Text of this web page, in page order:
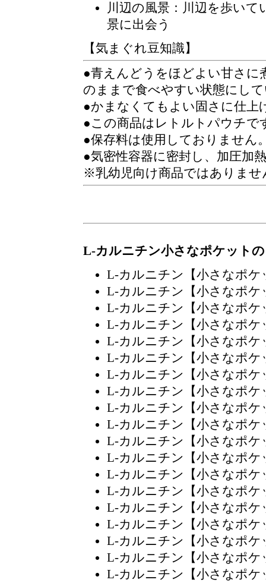
川辺の風景 ：川辺を歩い
景に出会う
【気まぐれ豆知識】
●青えんどうをほどよい甘さに
のままで食べやすい状態にし
●かまなくてもよい固さに仕上
●この商品はレトルトパウチで
●保存料は使用しておりません
●気密性容器に密封し、加圧加
※乳幼児向け商品ではありませ
L-カルニチン小さなポケット
L-カルニチン【小さなポケ
L-カルニチン【小さなポケ
L-カルニチン【小さなポケ
L-カルニチン【小さなポケ
L-カルニチン【小さなポケ
L-カルニチン【小さなポケ
L-カルニチン【小さなポケ
L-カルニチン【小さなポケ
L-カルニチン【小さなポケ
L-カルニチン【小さなポケ
L-カルニチン【小さなポケ
L-カルニチン【小さなポケ
L-カルニチン【小さなポケ
L-カルニチン【小さなポケ
L-カルニチン【小さなポケ
L-カルニチン【小さなポケ
L-カルニチン【小さなポケ
L-カルニチン【小さなポケ
L-カルニチン【小さなポケ